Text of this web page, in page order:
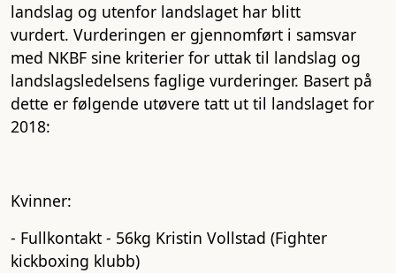
landslag og utenfor landslaget har blitt
vurdert. Vurderingen er gjennomført i samsvar
med NKBF sine kriterier for uttak til landslag og
landslagsledelsens faglige vurderinger. Basert på
dette er følgende utøvere tatt ut til landslaget for
2018:
Kvinner:
- Fullkontakt - 56kg Kristin Vollstad (Fighter
kickboxing klubb)